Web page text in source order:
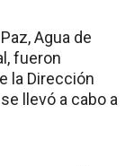
Agua de
fueron
la Dirección
llevó a cabo a